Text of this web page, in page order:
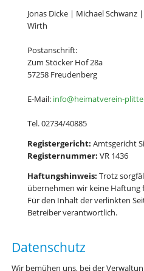
Jonas Dicke | Michael Schwanz
Wirth
Postanschrift:
Zum Stöcker Hof 28a
57258 Freudenberg
E-Mail: info@heimatverein-
Tel. 02734/40885
Registergericht: Amtsgericht
Registernummer: VR 1436
Haftungshinweis: Trotz
übernehmen wir keine Haftung
Für den Inhalt der verlinkten
Betreiber verantwortlich.
Datenschutz
Wir bemühen uns, bei der